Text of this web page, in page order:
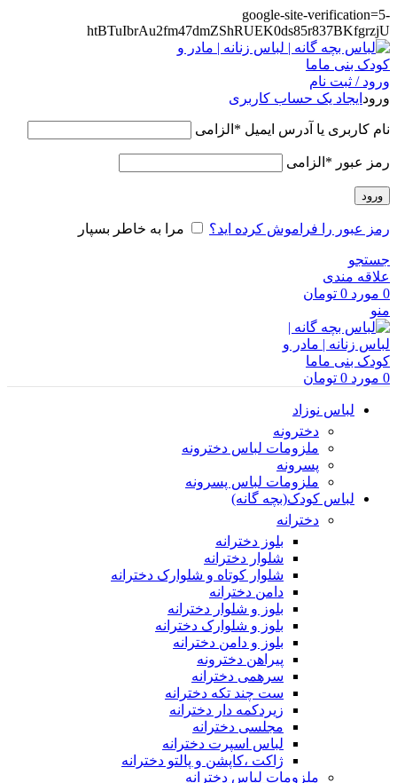
google-site-verification=5-
htBTuIbrAu2fm47dmZShRUEK0ds85r837BKfgrzjU
ورود / ثبت نام
ورود ایجاد یک حساب کاربری
نام کاربری یا آدرس ایمیل * الزامی
رمز عبور * الزامی
ورود
رمز عبور را فراموش کرده اید؟ مرا به خاطر بسپار
جستجو
علاقه مندی
0 مورد 0 تومان
منو
0 مورد 0 تومان
لباس نوزاد
دخترونه
ملزومات لباس دخترونه
پسرونه
ملزومات لباس پسرونه
لباس کودک(بچه گانه)
دخترانه
بلوز دخترانه
شلوار دخترانه
شلوار کوتاه و شلوارک دخترانه
دامن دخترانه
بلوز و شلوار دخترانه
بلوز و شلوارک دخترانه
بلوز و دامن دخترانه
پیراهن دخترونه
سرهمی دخترانه
ست چند تکه دخترانه
زیردکمه دار دخترانه
مجلسی دخترانه
لباس اسپرت دخترانه
ژاکت ،کاپشن و پالتو دخترانه
ملزومات لباس دخترانه